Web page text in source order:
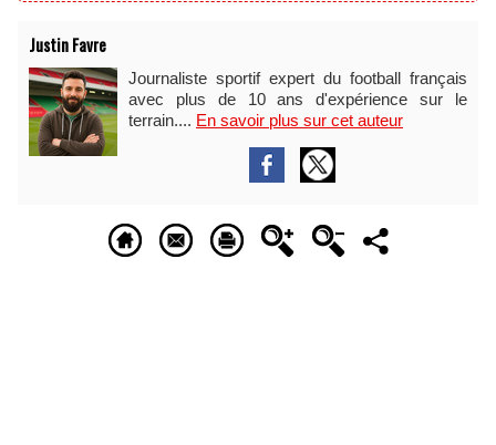
Justin Favre
Journaliste sportif expert du football français
avec plus de 10 ans d'expérience sur le
terrain.... En savoir plus sur cet auteur